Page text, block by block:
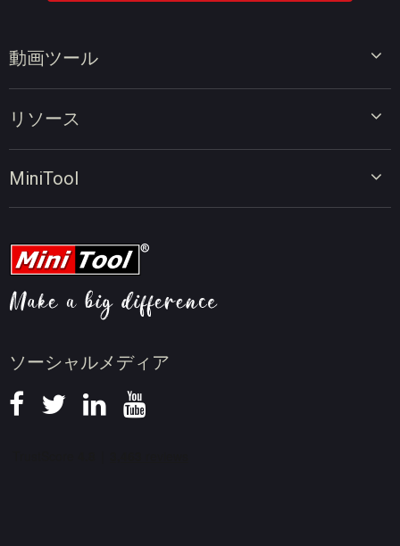
ソーシャルメディア
動画ツール
ビデオコンバーター
リソース
動画圧縮のヒント
ニュース
MiniTool